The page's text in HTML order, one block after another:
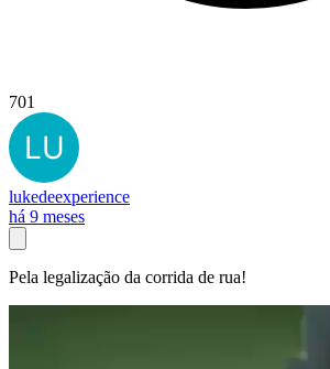
701
lukedeexperience
há 9 meses
Pela legalização da corrida de rua!